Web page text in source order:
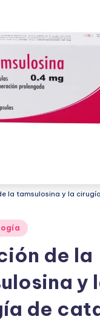
la tamsulosina y la
de la
y
de